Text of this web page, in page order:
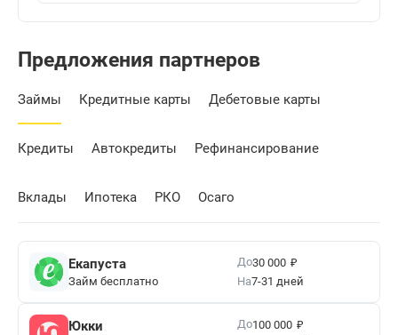
Предложения партнеров
Займы Кредитные карты Дебетовые карты
Кредиты Автокредиты Рефинансирование
Вклады Ипотека РКО Осаго
Екапуста
Займ бесплатно
До30 000 ₽
На7-31 дней
Юкки До100 000 ₽